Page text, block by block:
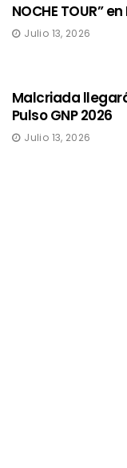
NOCHE TOUR”
Julio 13, 2026
Malcriada
Pulso GNP 2026
Julio 13, 2026